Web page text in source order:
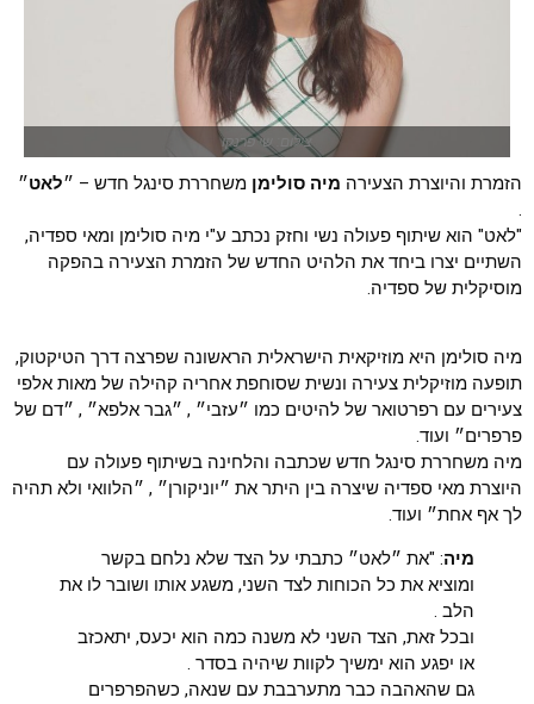
צילום: שי פרנקו
הזמרת והיוצרת הצעירה מיה סולימן משחררת סינגל חדש – ״לאט״
.
"לאט" הוא שיתוף פעולה נשי וחזק נכתב ע"י מיה סולימן ומאי ספדיה,
השתיים יצרו ביחד את הלהיט החדש של הזמרת הצעירה בהפקה
מוסיקלית של ספדיה.
מיה סולימן היא מוזיקאית הישראלית הראשונה שפרצה דרך הטיקטוק,
תופעה מוזיקלית צעירה ונשית שסוחפת אחריה קהילה של מאות אלפי
צעירים עם רפרטואר של להיטים כמו ״עזבי״ , ״גבר אלפא״ , ״דם של
פרפרים״ ועוד.
מיה משחררת סינגל חדש שכתבה והלחינה בשיתוף פעולה עם
היוצרת מאי ספדיה שיצרה בין היתר את ״יוניקורן״ , ״הלוואי ולא תהיה
לך אף אחת״ ועוד.
מיה: "את ״לאט״ כתבתי על הצד שלא נלחם בקשר
ומוציא את כל הכוחות לצד השני, משגע אותו ושובר לו את
הלב .
ובכל זאת, הצד השני לא משנה כמה הוא יכעס, יתאכזב
או יפגע הוא ימשיך לקוות שיהיה בסדר .
גם שהאהבה כבר מתערבבת עם שנאה, כשהפרפרים